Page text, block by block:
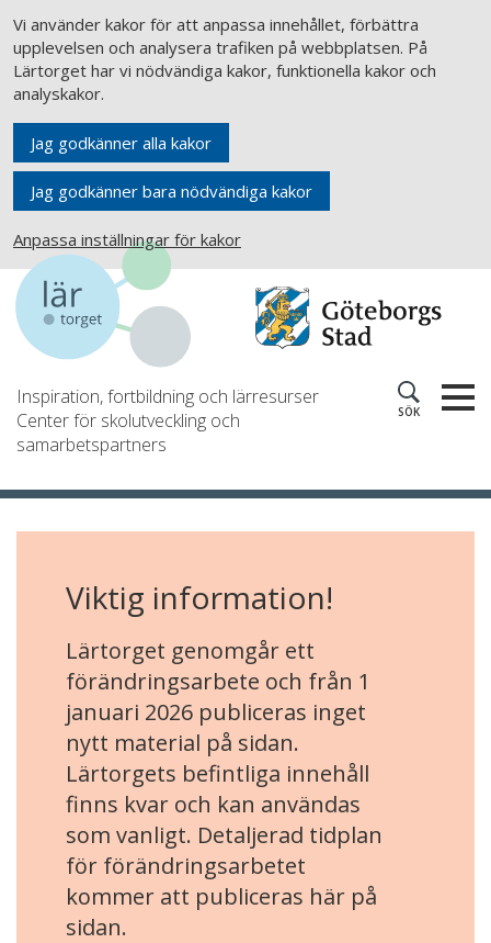
Vi använder kakor för att anpassa innehållet, förbättra
upplevelsen och analysera trafiken på webbplatsen. På
Lärtorget har vi nödvändiga kakor, funktionella kakor och
analyskakor.
Jag godkänner alla kakor
Jag godkänner bara nödvändiga kakor
Anpassa inställningar för kakor
Inspiration, fortbildning och lärresurser
Center för skolutveckling och
samarbetspartners
SÖK
Viktig information!
Lärtorget genomgår ett
förändringsarbete och från 1
januari 2026 publiceras inget
nytt material på sidan.
Lärtorgets befintliga innehåll
finns kvar och kan användas
som vanligt. Detaljerad tidplan
för förändringsarbetet
kommer att publiceras här på
sidan.